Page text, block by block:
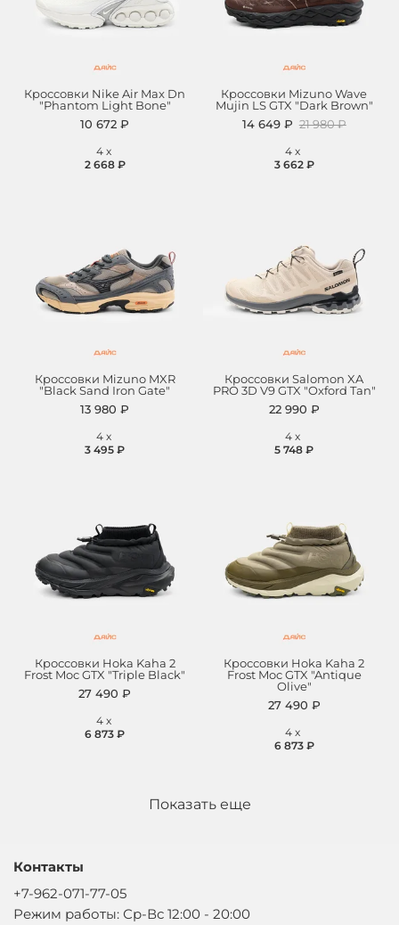
Кроссовки Nike Air Max Dn
"Phantom Light Bone"
10 672 ₽
4x
2 668 ₽
Кроссовки Mizuno Wave
Mujin LS GTX "Dark Brown"
14 649 ₽ 21 980 ₽
4 x
3 662 ₽
Кроссовки Mizuno MXR
"Black Sand Iron Gate"
13 980 ₽
4x
3 495 ₽
Кроссовки Salomon XA
PRO 3D V9 GTX "Oxford Tan"
22 990 ₽
4 x
5 748 ₽
Кроссовки Hoka Kaha 2
Frost Moc GTX "Triple Black"
27 490 ₽
4x
6 873 ₽
Кроссовки Hoka Kaha 2
Frost Moc GTX "Antique
Olive"
27 490 ₽
4 x
6 873 ₽
Показать еще
Контакты
+7-962-071-77-05
Режим работы: Ср-Вс 12:00 - 20:00